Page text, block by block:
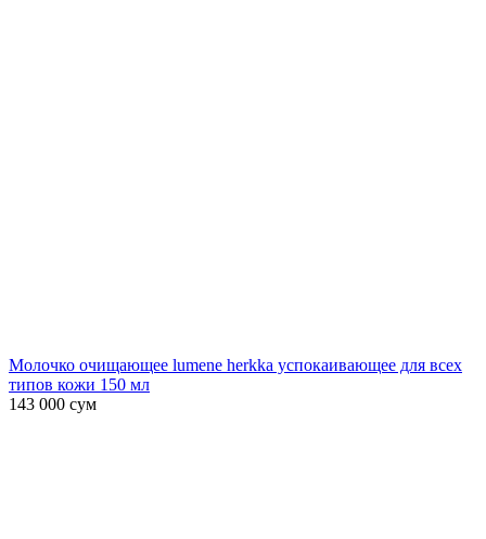
Молочко очищающее lumene herkka успокаивающее для всех
типов кожи 150 мл
143 000 сум